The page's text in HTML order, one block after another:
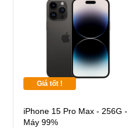
Giá tốt !
iPhone 15 Pro Max - 256G -
Máy 99%